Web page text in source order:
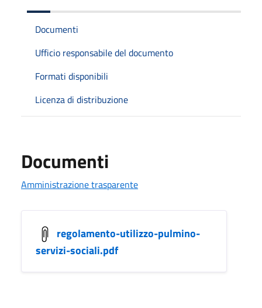
Documenti
Ufficio responsabile del documento
Formati disponibili
Licenza di distribuzione
Documenti
Amministrazione trasparente
regolamento-utilizzo-pulmino-
servizi-sociali.pdf